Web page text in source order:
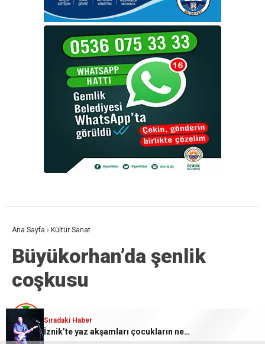
Ana Sayfa › Kültür Sanat
Büyükorhan’da şenlik
coşkusu
Neslihan Kaya
Giriş: 05-08-2026 11:24
Sıradaki Haber
İznik’te yaz akşamları çocukların neşesiyle renkleniyor